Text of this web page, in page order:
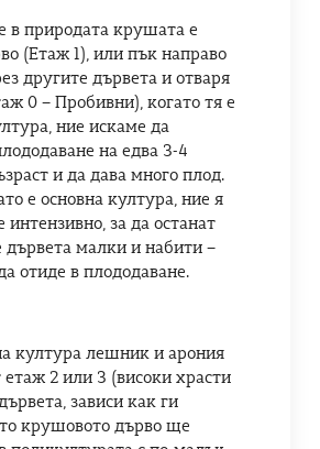
в природата крушата е
(Етаж 1), или пък направо
другите дървета и отваря
0 – Пробивни), когато тя е
ние искаме да
на едва 3-4
и да дава много плод.
е основна култура, ние я
интензивно, за да останат
малки и набити –
отиде в плододаване.
култура лешник и арония
етаж 2 или 3 (високи храсти
зависи как ги
крушовото дърво ще